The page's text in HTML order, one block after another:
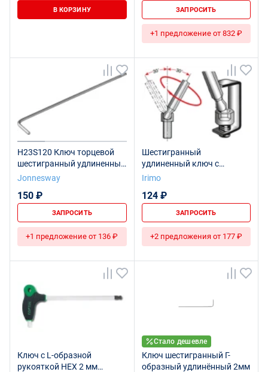
В КОРЗИНУ ЗАПРОСИТЬ
+1 предложение от 832 ₽
H23S120 Ключ торцевой
шестигранный удлиненный
с шаром для изношенного
Jonnesway
150 ₽
ЗАПРОСИТЬ
+1 предложение от 136 ₽
Шестигранный
удлиненный ключ с
шаровым наконечником, 2
Irimo
124 ₽
ЗАПРОСИТЬ
+2 предложения от 177 ₽
Ключ с L-образной
рукояткой HEX 2 мм
Стало дешевле
Ключ шестигранный Г-
образный удлинённый 2мм